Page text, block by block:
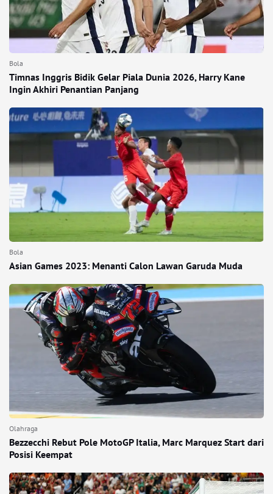
Bola
Timnas Inggris Bidik Gelar Piala Dunia 2026, Harry Kane
Ingin Akhiri Penantian Panjang
Bola
Asian Games 2023: Menanti Calon Lawan Garuda Muda
Olahraga
Bezzecchi Rebut Pole MotoGP Italia, Marc Marquez Start dari
Posisi Keempat